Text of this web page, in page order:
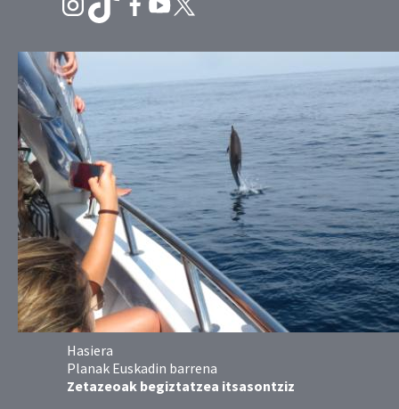
Hasiera
Planak Euskadin barrena
Zetazeoak begiztatzea itsasontziz